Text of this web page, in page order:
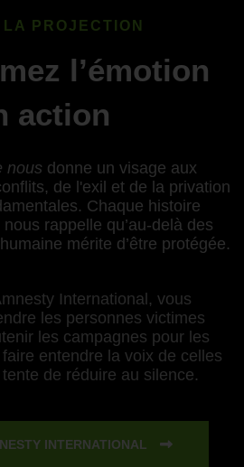
PROJECTION
l’émotion
action
nous donne un visage aux
de l'exil et de la privation
Chaque histoire
rappelle qu’au-delà des
mérite d’être protégée.
International, vous
les personnes victimes
les campagnes pour les
entendre la voix de celles
de réduire au silence.
INTERNATIONAL